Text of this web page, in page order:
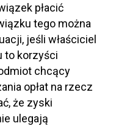
płacić
tego można
jeśli właściciel
to korzyści
chcący
opłat na rzecz
że zyski
ulegają